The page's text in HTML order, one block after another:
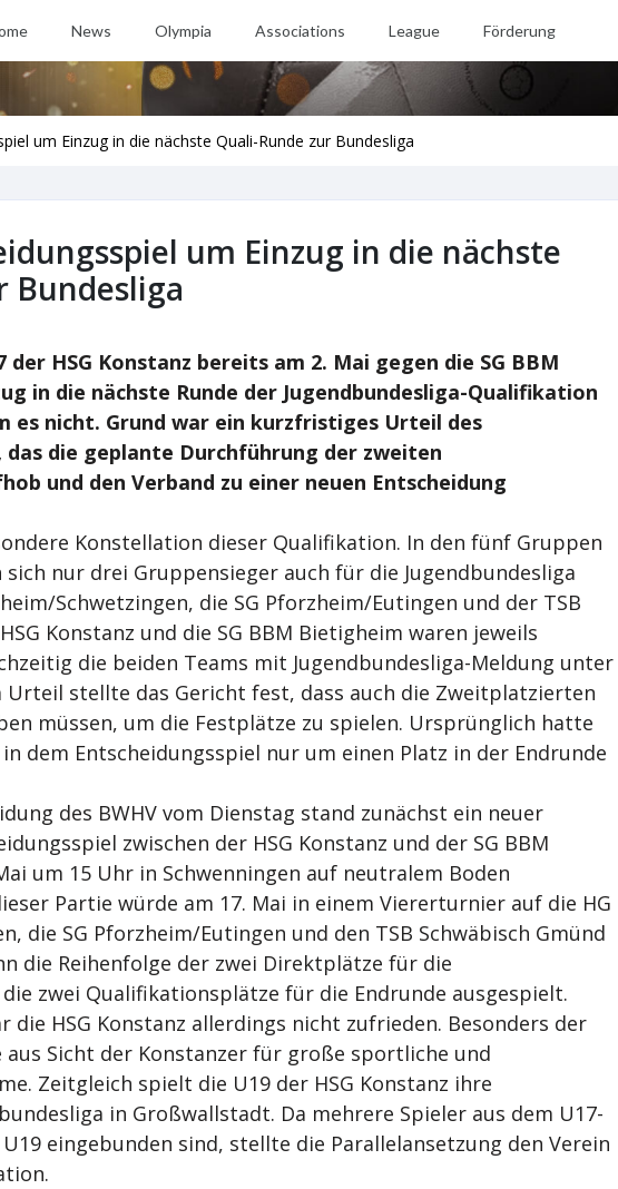
News Olympia Associations League Förderung
um Einzug in die nächste Quali-Runde zur Bundesliga
um Einzug in die nächste
Bundesliga
HSG Konstanz bereits am 2. Mai gegen die SG BBM
in die nächste Runde der Jugendbundesliga-Qualifikation
es nicht. Grund war ein kurzfristiges Urteil des
die geplante Durchführung der zweiten
und den Verband zu einer neuen Entscheidung
Konstellation dieser Qualifikation. In den fünf Gruppen
nur drei Gruppensieger auch für die Jugendbundesliga
Schwetzingen, die SG Pforzheim/Eutingen und der TSB
Konstanz und die SG BBM Bietigheim waren jeweils
die beiden Teams mit Jugendbundesliga-Meldung unter
stellte das Gericht fest, dass auch die Zweitplatzierten
müssen, um die Festplätze zu spielen. Ursprünglich hatte
dem Entscheidungsspiel nur um einen Platz in der Endrunde
des BWHV vom Dienstag stand zunächst ein neuer
zwischen der HSG Konstanz und der SG BBM
um 15 Uhr in Schwenningen auf neutralem Boden
Partie würde am 17. Mai in einem Viererturnier auf die HG
die SG Pforzheim/Eutingen und den TSB Schwäbisch Gmünd
die Reihenfolge der zwei Direktplätze für die
zwei Qualifikationsplätze für die Endrunde ausgespielt.
die HSG Konstanz allerdings nicht zufrieden. Besonders der
Sicht der Konstanzer für große sportliche und
Zeitgleich spielt die U19 der HSG Konstanz ihre
in Großwallstadt. Da mehrere Spieler aus dem U17-
eingebunden sind, stellte die Parallelansetzung den Verein